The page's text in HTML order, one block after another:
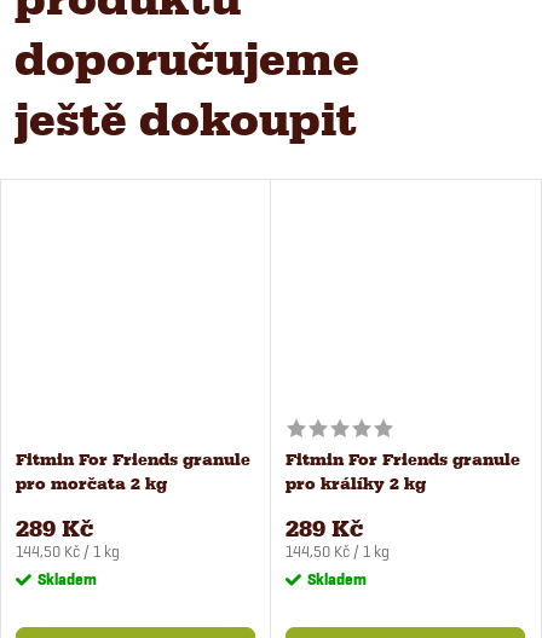
doporučujeme
ještě dokoupit
Fitmin For Friends granule
pro morčata 2 kg
289 Kč
Měrná
cena:
144,50 Kč / 1 kg
Skladem
Fitmin For Friends granule
pro králíky 2 kg
289 Kč
Měrná
cena:
144,50 Kč / 1 kg
Skladem